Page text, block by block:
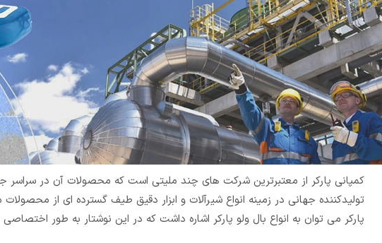
کمپانی پارکر از معتبرترین شرکت های چند ملیتی است که محصولات آن در سراسر
تولیدکننده جهانی در زمینه انواع شیرآلات و ابزار دقیق طیف گسترده ای از
پارکر می توان به انواع بال ولو پارکر اشاره داشت که در این نوشتار به طور